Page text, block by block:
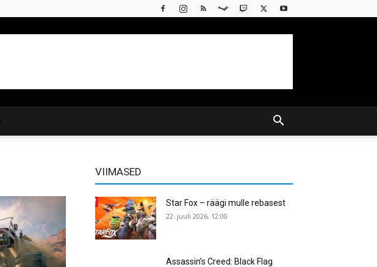
VIIMASED
Star Fox – räägi mulle rebasest
22. juuli 2026, 12:00
Assassin’s Creed: Black Flag